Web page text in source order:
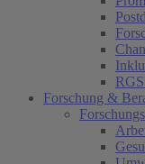
Forschung &